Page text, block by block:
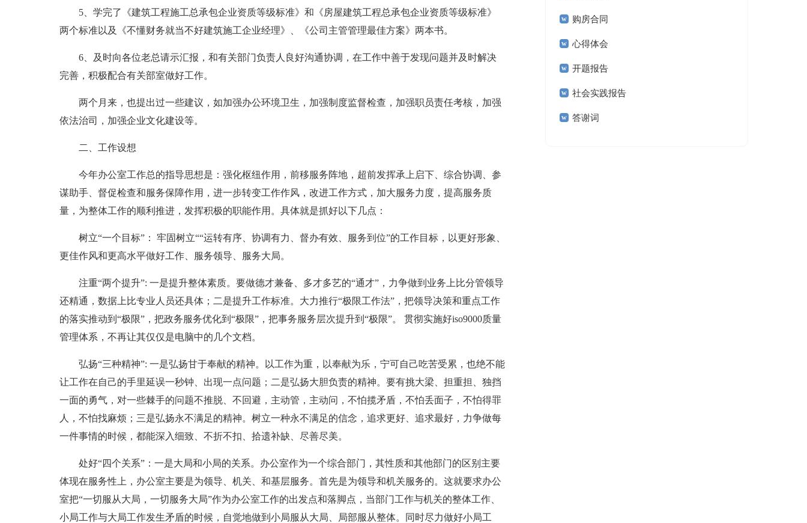
5、学完了《建筑工程施工总承包企业资质等级标准》和《房屋建筑工程总承包企业资质等级标准》
两个标准以及《不懂财务就当不好建筑施工企业经理》、《公司主管管理最佳方案》两本书。
6、及时向各位老总请示汇报，和有关部门负责人良好沟通协调，在工作中善于发现问题并及时解决
完善，积极配合有关部室做好工作。
两个月来，也提出过一些建议，如加强办公环境卫生，加强制度监督检查，加强职员责任考核，加强
依法治司，加强企业文化建设等。
二、工作设想
今年办公室工作总的指导思想是：强化枢纽作用，前移服务阵地，超前发挥承上启下、综合协调、参
谋助手、督促检查和服务保障作用，进一步转变工作作风，改进工作方式，加大服务力度，提高服务质
量，为整体工作的顺利推进，发挥积极的职能作用。具体就是抓好以下几点：
树立“一个目标”： 牢固树立““运转有序、协调有力、督办有效、服务到位”的工作目标，以更好形象、
更佳作风和更高水平做好工作、服务领导、服务大局。
注重“两个提升”: 一是提升整体素质。要做德才兼备、多才多艺的“通才”，力争做到业务上比分管领导
还精通，数据上比专业人员还具体；二是提升工作标准。大力推行“极限工作法”，把领导决策和重点工作
的落实推动到“极限”，把政务服务优化到“极限”，把事务服务层次提升到“极限”。 贯彻实施好iso9000质量
管理体系，不再让其仅仅是电脑中的几个文档。
弘扬“三种精神”: 一是弘扬甘于奉献的精神。以工作为重，以奉献为乐，宁可自己吃苦受累，也绝不能
让工作在自己的手里延误一秒钟、出现一点问题；二是弘扬大胆负责的精神。要有挑大梁、担重担、独挡
一面的勇气，对一些棘手的问题不推脱、不回避，主动管，主动问，不怕揽矛盾，不怕丢面子，不怕得罪
人，不怕找麻烦；三是弘扬永不满足的精神。树立一种永不满足的信念，追求更好、追求最好，力争做每
一件事情的时候，都能深入细致、不折不扣、拾遗补缺、尽善尽美。
处好“四个关系”：一是大局和小局的关系。办公室作为一个综合部门，其性质和其他部门的区别主要
体现在服务性上，办公室主要是为领导、机关、和基层服务。首先是为领导和机关服务的。这就要求办公
室把“一切服从大局，一切服务大局”作为办公室工作的出发点和落脚点，当部门工作与机关的整体工作、
小局工作与大局工作发生矛盾的时候，自觉地做到小局服从大局、局部服从整体。同时尽力做好小局工
购房合同
心得体会
开题报告
社会实践报告
答谢词